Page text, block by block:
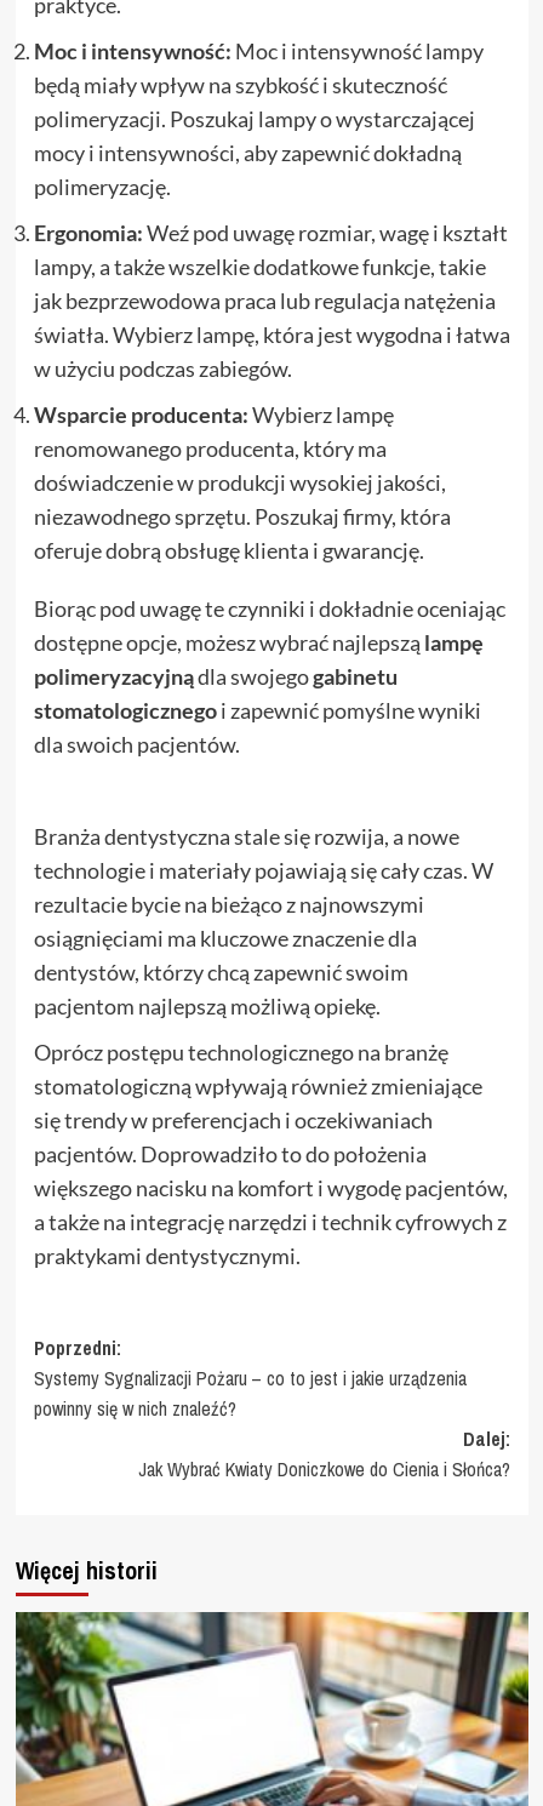
Moc i intensywność: Moc i intensywność lampy
będą miały wpływ na szybkość i skuteczność
polimeryzacji. Poszukaj lampy o wystarczającej
mocy i intensywności, aby zapewnić dokładną
polimeryzację.
Ergonomia:Weź pod uwagę rozmiar, wagę i kształt
lampy, a także wszelkie dodatkowe funkcje, takie
jak bezprzewodowa praca lub regulacja natężenia
światła. Wybierz lampę, która jest wygodna i łatwa
w użyciu podczas zabiegów.
Wsparcie producenta:Wybierz lampę
renomowanego producenta, który ma
doświadczenie w produkcji wysokiej jakości,
niezawodnego sprzętu. Poszukaj firmy, która
oferuje dobrą obsługę klienta i gwarancję.
Biorąc pod uwagę te czynniki i dokładnie oceniając
dostępne opcje, możesz wybrać najlepszą lampę
polimeryzacyjnądla swojegogabinetu
stomatologicznegoi zapewnić pomyślne wyniki
dla swoich pacjentów.
Branża dentystyczna stale się rozwija, a nowe
technologie i materiały pojawiają się cały czas. W
rezultacie bycie na bieżąco z najnowszymi
osiągnięciami ma kluczowe znaczenie dla
dentystów, którzy chcą zapewnić swoim
pacjentom najlepszą możliwą opiekę.
Oprócz postępu technologicznego na branżę
stomatologiczną wpływają również zmieniające
się trendy w preferencjach i oczekiwaniach
pacjentów. Doprowadziło to do położenia
większego nacisku na komfort i wygodę pacjentów,
a także na integrację narzędzi i technik cyfrowych z
praktykami dentystycznymi.
Zobacz
wpisy
Poprzedni:
Systemy Sygnalizacji Pożaru – co to jest i jakie urządzenia
powinny się w nich znaleźć?
Dalej:
Jak Wybrać Kwiaty Doniczkowe do Cienia i Słońca?
Więcej historii